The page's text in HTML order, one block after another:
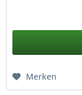
Merken